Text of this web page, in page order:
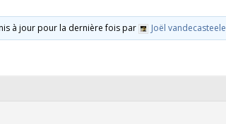
à jour pour la dernière fois par Joël vandecasteele